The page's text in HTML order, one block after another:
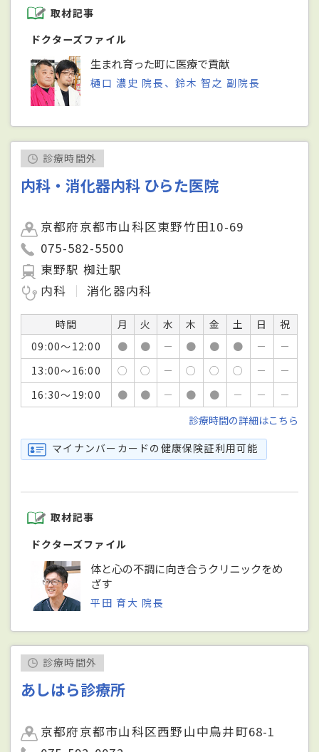
取材記事
ドクターズファイル
生まれ育った町に医療で貢献
樋口 濃史 院長、鈴木 智之 副院長
診療時間外
内科・消化器内科 ひらた医院
京都府京都市山科区東野竹田10-69
075-582-5500
東野駅 椥辻駅
内科
消化器内科
時間 月 火 水 木 金 土 日
祝
09:00～12:00
● ● － ● ● ● －
－
13:00～16:00
○ ○ － ○ ○ ○ －
－
16:30～19:00
● ● － ● ● － －
－
診療時間の詳細はこちら
マイナンバーカードの健康保険証利用可能
取材記事
ドクターズファイル
体と心の不調に向き合うクリニックをめ
ざす
平田 育大 院長
診療時間外
あしはら診療所
京都府京都市山科区西野山中鳥井町68-1